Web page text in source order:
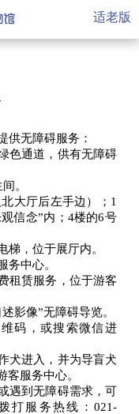
适老版
供无障碍服务：
色通道，供有无障碍
。
大厅后左手边）；1
信念”内；4楼的6号
梯，位于展厅内。
务中心。
租赁服务，位于游客
影像”无障碍导览。
码，或搜索微信进
犬进入，并为导盲犬
客服务中心。
遇到无障碍需求，可
打服务热线：021-